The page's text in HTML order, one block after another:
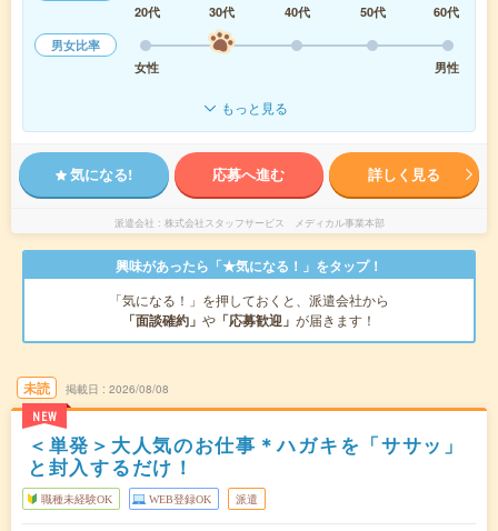
20代
30代 40代 50代
60代
男女比率
女性
男性
もっと見る
気になる! 応募へ進む 詳しく見る
派遣会社 株式会社スタッフサービス メディカル事業本部
興味があったら「★気になる！」をタップ！
「気になる！」を押しておくと、派遣会社から
「面談確約」 や 「応募歓迎」 が届きます！
未読
NEW
掲載日 2026/08/08
＜単発＞大人気のお仕事＊ハガキを「ササッ」
と封入するだけ！
職種未経験OK WEB登録OK 派遣